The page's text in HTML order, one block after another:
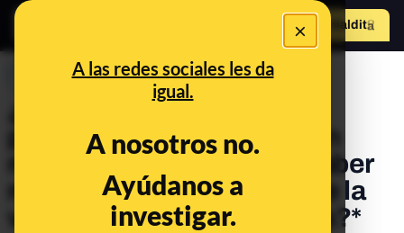
×
A las redes sociales les da
igual.
A nosotros no.
Ayúdanos a
investigar.
Hazte Maldito
PREBUNKING
¿Por qué estamos viendo
positivos de coronavirus en
residencias después de haber
recibido la primera dosis de la
vacuna o la pauta completa?*